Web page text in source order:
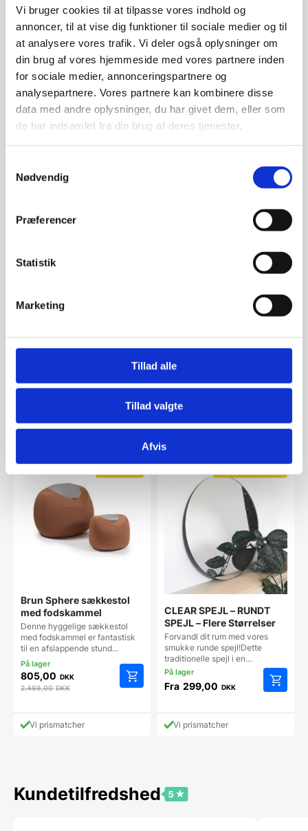
Vi bruger cookies til at tilpasse vores indhold og
annoncer, til at vise dig funktioner til sociale medier og til
at analysere vores trafik. Vi deler også oplysninger om
din brug af vores hjemmeside med vores partnere inden
for sociale medier, annonceringspartnere og
analysepartnere. Vores partnere kan kombinere disse
data med andre oplysninger, du har givet dem, eller som
de har indsamlet fra din brug af deres tjenester.
Nødvendig
Præferencer
Statistik
Marketing
Tillad alle
Tillad valgte
Afvis
Aflangt facetslebet spejl –
Completion
Det elegante firkantede spejl,
Completion, er en sublim
tilføjelse til dit…
1.359,96
1.699,00DKK
Vi prismatcher
ARCH – CLEAR – 55×155
cm
Arch er et smukt og organisk
spejl, der kombinerer de bløde
og hårde kanter i…
1.599,00
1.699,00DKK
Vi prismatcher
BELLWOOD – Buet Spejl –
Dette iøjnefaldende spejl vil helt
sikkert blive et statement i
SPAR 12%
Bosa Spejl – Teddy/hvid –
Dette unikke spejl med en blød
teddy-ramme i hvid tilfører et
hyggeligt og…
286,00DKK
Brun Sphere sækkestol
med fodskammel
Denne hyggelige sækkestol
med fodskammel er fantastisk
til en afslappende stund…
805,00 DKK
2.498,00DKK
Vi prismatcher
CLEAR SPEJL – RUNDT
SPEJL – Flere Størrelser
Forvandl dit rum med vores
smukke runde spejl!Dette
traditionelle spejl i en…
Fra 299,00 DKK
vare
Vi prismatcher
Kundetilfredshed